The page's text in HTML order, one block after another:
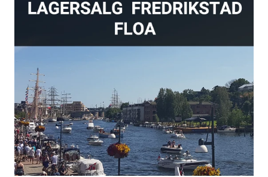
Komfort
VVS
Motor/Styring
Fortøyning
Fritid/Sikkerhet